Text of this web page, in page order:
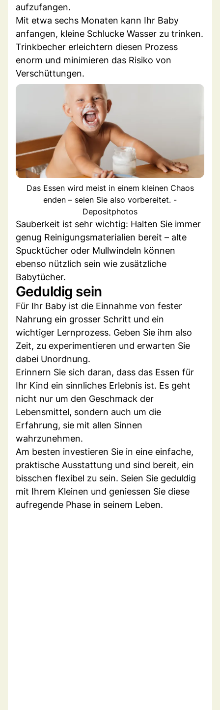
aufzufangen.
Mit etwa sechs Monaten kann Ihr Baby
anfangen, kleine Schlucke Wasser zu trinken.
Trinkbecher erleichtern diesen Prozess
enorm und minimieren das Risiko von
Verschüttungen.
Das Essen wird meist in einem kleinen Chaos
enden – seien Sie also vorbereitet. -
Depositphotos
Sauberkeit ist sehr wichtig: Halten Sie immer
genug Reinigungsmaterialien bereit – alte
Spucktücher oder Mullwindeln können
ebenso nützlich sein wie zusätzliche
Babytücher.
Geduldig sein
Für Ihr Baby ist die Einnahme von fester
Nahrung ein grosser Schritt und ein
wichtiger Lernprozess. Geben Sie ihm also
Zeit, zu experimentieren und erwarten Sie
dabei Unordnung.
Erinnern Sie sich daran, dass das Essen für
Ihr Kind ein sinnliches Erlebnis ist. Es geht
nicht nur um den Geschmack der
Lebensmittel, sondern auch um die
Erfahrung, sie mit allen Sinnen
wahrzunehmen.
Am besten investieren Sie in eine einfache,
praktische Ausstattung und sind bereit, ein
bisschen flexibel zu sein. Seien Sie geduldig
mit Ihrem Kleinen und geniessen Sie diese
aufregende Phase in seinem Leben.